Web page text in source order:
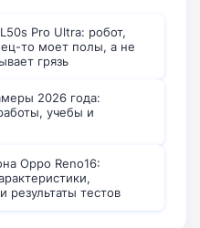
Pro Ultra: робот,
то моет полы, а не
грязь
2026 года:
учебы и
Oppo Reno16:
результаты тестов